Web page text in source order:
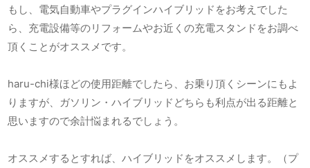
もし、電気自動車やプラグインハイブリッドをお考えでした
ら、充電設備等のリフォームやお近くの充電スタンドをお調べ
頂くことがオススメです。
haru-chi様ほどの使用距離でしたら、お乗り頂くシーンにもよ
りますが、ガソリン・ハイブリッドどちらも利点が出る距離と
思いますので余計悩まれるでしょう。
オススメするとすれば、ハイブリッドをオススメします。（プ